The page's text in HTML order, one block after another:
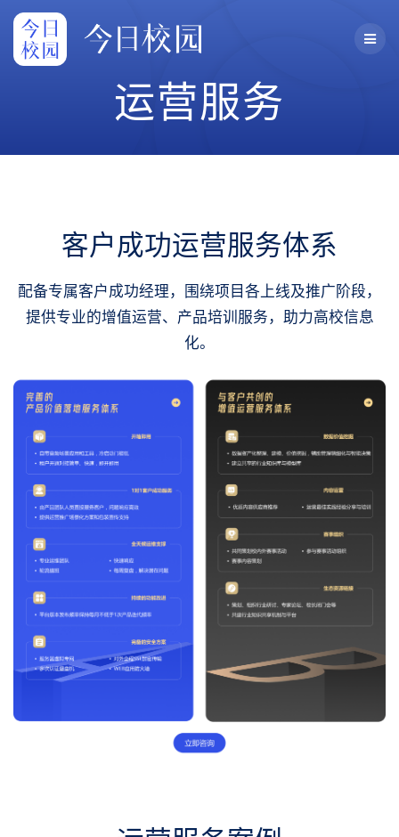
to
运营服务
客户成功运营服务体系
配备专属客户成功经理，围绕项目各上线及推广阶段，
提供专业的增值运营、产品培训服务，助力高校信息
化。